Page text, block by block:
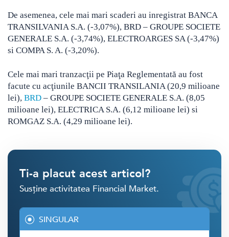
De asemenea, cele mai mari scaderi au inregistrat BANCA
TRANSILVANIA S.A. (-3,07%), BRD – GROUPE SOCIETE
GENERALE S.A. (-3,74%), ELECTROARGES SA (-3,47%)
si COMPA S. A. (-3,20%).
Cele mai mari tranzacţii pe Piaţa Reglementată au fost
facute cu acţiunile BANCII TRANSILANIA (20,9 milioane
lei), BRD – GROUPE SOCIETE GENERALE S.A. (8,05
milioane lei), ELECTRICA S.A. (6,12 milioane lei) si
ROMGAZ S.A. (4,29 milioane lei).
Ti-a placut acest articol?
Susține activitatea Financial Market.
SINGULAR